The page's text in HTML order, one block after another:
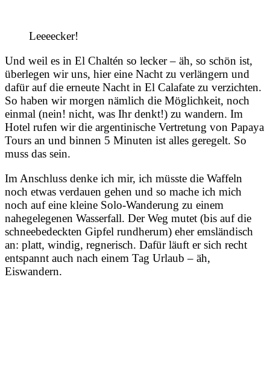
Leeeecker!
Und weil es in El Chaltén so lecker – äh, so schön ist,
überlegen wir uns, hier eine Nacht zu verlängern und
dafür auf die erneute Nacht in El Calafate zu verzichten.
So haben wir morgen nämlich die Möglichkeit, noch
einmal (nein! nicht, was Ihr denkt!) zu wandern. Im
Hotel rufen wir die argentinische Vertretung von Papaya
Tours an und binnen 5 Minuten ist alles geregelt. So
muss das sein.
Im Anschluss denke ich mir, ich müsste die Waffeln
noch etwas verdauen gehen und so mache ich mich
noch auf eine kleine Solo-Wanderung zu einem
nahegelegenen Wasserfall. Der Weg mutet (bis auf die
schneebedeckten Gipfel rundherum) eher emsländisch
an: platt, windig, regnerisch. Dafür läuft er sich recht
entspannt auch nach einem Tag Urlaub – äh,
Eiswandern.